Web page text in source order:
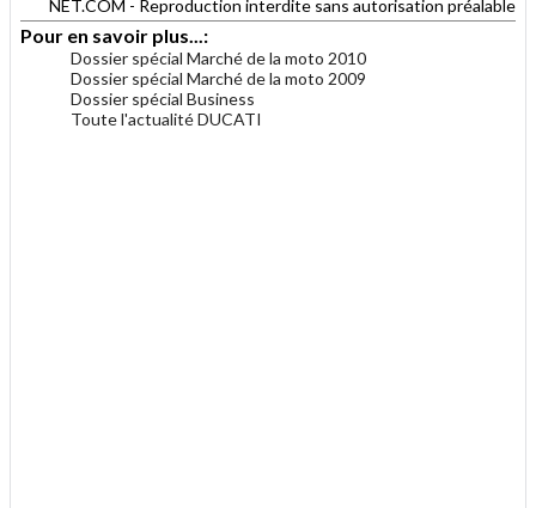
NET.COM - Reproduction interdite sans autorisation préalable
Pour en savoir plus...:
Dossier spécial Marché de la moto 2010
Dossier spécial Marché de la moto 2009
Dossier spécial Business
Toute l'actualité DUCATI